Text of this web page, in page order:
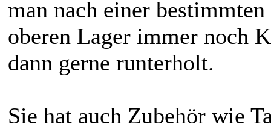
man nach einer
oberen Lager immer noch
dann gerne runterholt.
Sie hat auch Zubehör wie